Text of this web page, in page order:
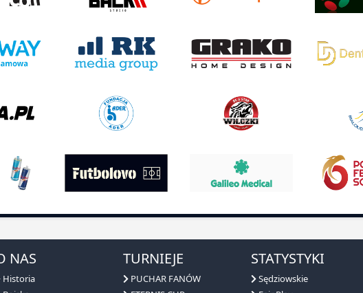
Historia
FAQ
PUCHAR FANÓW
ETERNIS CUP
SOCCA CUP
Sędziowskie
Kolejki